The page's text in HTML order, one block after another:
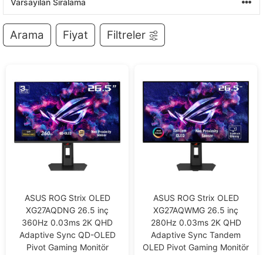
Arama Fiyat Filtreler
ASUS ROG Strix OLED
XG27AQDNG 26.5 inç
360Hz 0.03ms 2K QHD
Adaptive Sync QD-OLED
Pivot Gaming Monitör
ASUS ROG Strix OLED
XG27AQWMG 26.5 inç
280Hz 0.03ms 2K QHD
Adaptive Sync Tandem
OLED Pivot Gaming Monitör